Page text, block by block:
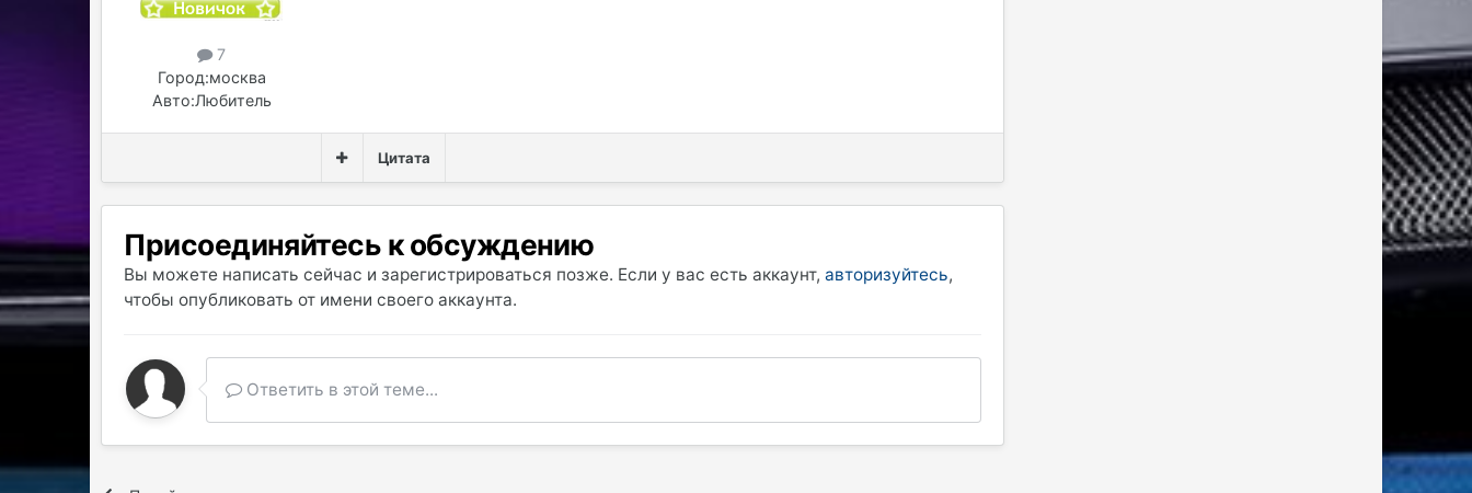
7
Город:москва
Авто:Любитель
Цитата
Присоединяйтесь к обсуждению
Вы можете написать сейчас и зарегистрироваться позже. Если у вас есть аккаунт,авторизуйтесь,
чтобы опубликовать от имени своего аккаунта.
Ответить в этой теме...